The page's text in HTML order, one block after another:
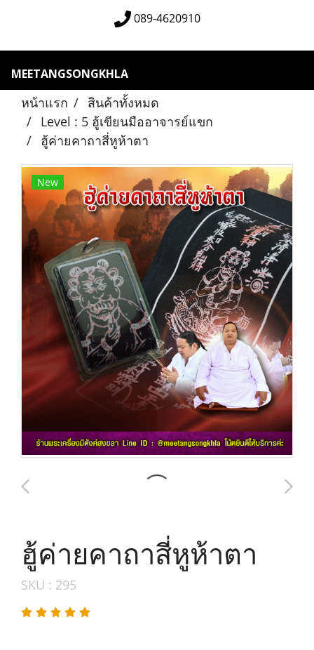
089-4620910
MEETANGSONGKHLA
หน้าแรก
สินค้าทั้งหมด
Level : 5 ฮู้เขียนมืออาจารย์แขก
ฮู้ค่ายคาถาสี่หูห้าตา
New
ฮู้ค่ายคาถาสี่หูห้าตา
SKU : 295